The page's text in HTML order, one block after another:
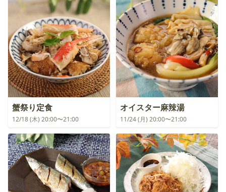
蟹祭り定食
12/18 (木) 20:00〜21:00
オイスター麻辣湯
11/24 (月) 20:00〜21:00